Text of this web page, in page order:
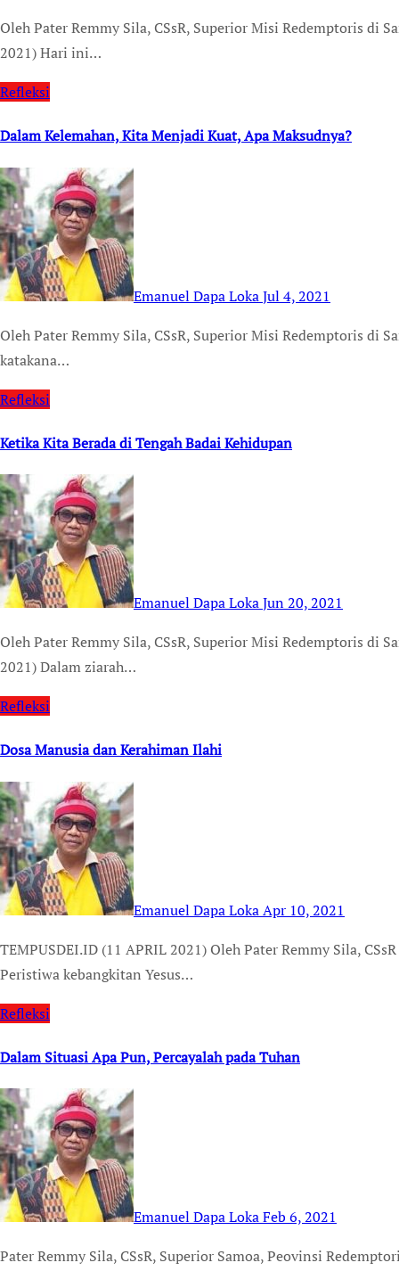
Oleh Pater Remmy Sila, CSsR, Superior Misi Redemptoris di Samoa, Provinsi Oceania TEMPUSDEI.ID (11 JULI
2021) Hari ini…
Refleksi
Dalam Kelemahan, Kita Menjadi Kuat, Apa Maksudnya?
Emanuel Dapa LokaJul 4, 2021
Oleh Pater Remmy Sila, CSsR, Superior Misi Redemptoris di Samoa, Provinsi Oceania Hal pertama yang harus saya
katakana…
Refleksi
Ketika Kita Berada di Tengah Badai Kehidupan
Emanuel Dapa LokaJun 20, 2021
Oleh Pater Remmy Sila, CSsR, Superior Misi Redemptoris di Samoa, Provinsi Oceania TEMPUSDEI.ID (20 JUNI
2021) Dalam ziarah…
Refleksi
Dosa Manusia dan Kerahiman Ilahi
Emanuel Dapa LokaApr 10, 2021
TEMPUSDEI.ID (11 APRIL 2021) Oleh Pater Remmy Sila, CSsR Superior Redemptoris di Samoa, Provinsi Oceania
Peristiwa kebangkitan Yesus…
Refleksi
Dalam Situasi Apa Pun, Percayalah pada Tuhan
Emanuel Dapa LokaFeb 6, 2021
Pater Remmy Sila, CSsR, Superior Samoa, Peovinsi Redemptoris Oceania TEMPUSDEI-ID (7/2/21) Kitab Suci